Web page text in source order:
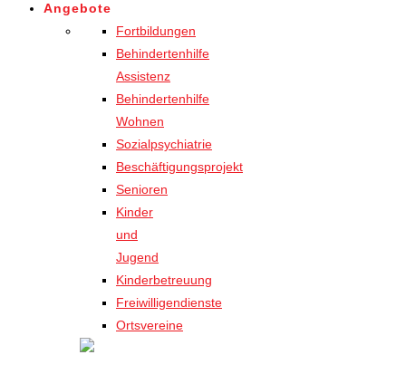
Angebote
Fortbildungen
Behindertenhilfe
Assistenz
Behindertenhilfe
Wohnen
Sozialpsychiatrie
Beschäftigungsprojekt
Senioren
Kinder
und
Jugend
Kinderbetreuung
Freiwilligendienste
Ortsvereine